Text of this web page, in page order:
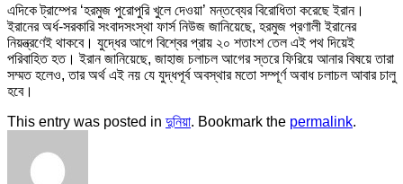
এদিকে ট্রাম্পের ‘হরমুজ পুরোপুরি খুলে দেওয়া’ মন্তব্যের বিরোধিতা করেছে ইরান।
ইরানের অর্ধ-সরকারি সংবাদসংস্থা ফার্স নিউজ জানিয়েছে, হরমুজ প্রণালী ইরানের
নিয়ন্ত্রণেই থাকবে। যুদ্ধের আগে বিশ্বের প্রায় ২০ শতাংশ তেল এই পথ দিয়েই
পরিবাহিত হত। ইরান জানিয়েছে, জাহাজ চলাচল আগের স্তরে ফিরিয়ে আনার বিষয়ে তারা
সম্মত হলেও, তার অর্থ এই নয় যে যুদ্ধপূর্ব অবস্থার মতো সম্পূর্ণ অবাধ চলাচল আবার চালু
হবে।
This entry was posted in দুনিয়া. Bookmark the permalink.